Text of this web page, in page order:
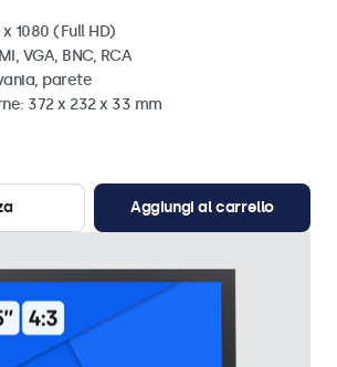
1080 (Full HD)
VGA, BNC, RCA
parete
372 x 232 x 33 mm
Aggiungi al carrello